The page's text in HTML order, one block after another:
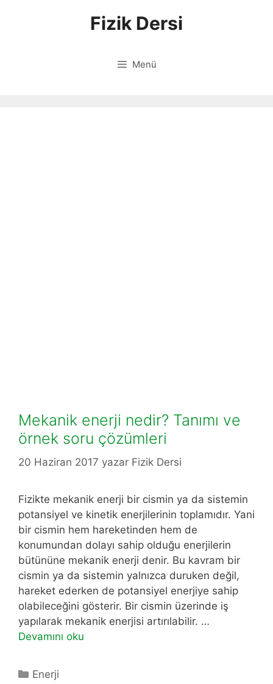
Fizik Dersi
Menü
Mekanik enerji nedir? Tanımı ve
örnek soru çözümleri
20 Haziran 2017 yazar Fizik Dersi
Fizikte mekanik enerji bir cismin ya da sistemin
potansiyel ve kinetik enerjilerinin toplamıdır. Yani
bir cismin hem hareketinden hem de
konumundan dolayı sahip olduğu enerjilerin
bütününe mekanik enerji denir. Bu kavram bir
cismin ya da sistemin yalnızca duruken değil,
hareket ederken de potansiyel enerjiye sahip
olabileceğini gösterir. Bir cismin üzerinde iş
yapılarak mekanik enerjisi artırılabilir. …
Devamını oku
Kategoriler
Enerji